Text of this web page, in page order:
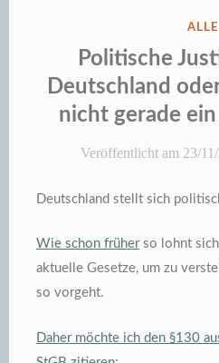
ALLE
Politische
Deutschland
nicht gerade
Veröffentlicht am 23/
Deutschland stellt sich
Wie schon früherso lohnt
aktuelle Gesetze, um zu
so vorgeht.
Daher möchte ich den §130